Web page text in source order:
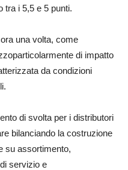
tra i 5,5 e 5 punti.
una volta, come
di impatto
da condizioni
di svolta per i distributori
bilanciando la costruzione
su assortimento,
servizio e